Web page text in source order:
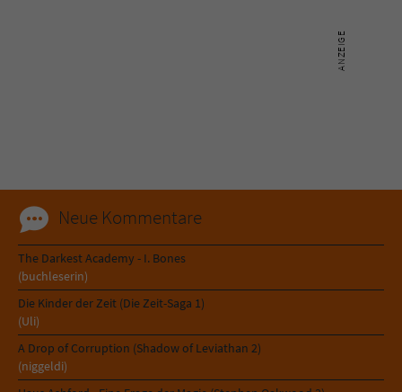
Neue Kommentare
The Darkest Academy - I. Bones
(buchleserin)
Die Kinder der Zeit (Die Zeit-Saga 1)
(Uli)
A Drop of Corruption (Shadow of Leviathan 2)
(niggeldi)
Name fe_typo_user
Anbieter Literatur-Couch Medien GmbH & Co. KG
Laufzeit Session
Zweck
Dieses Cookie gewährleistet die
Benutzer. Es wird benötigt um z. B. den